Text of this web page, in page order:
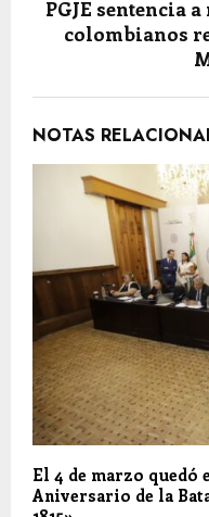
PGJE sentencia
colombianos
NOTAS
El 4 de marzo quedó
Aniversario de la